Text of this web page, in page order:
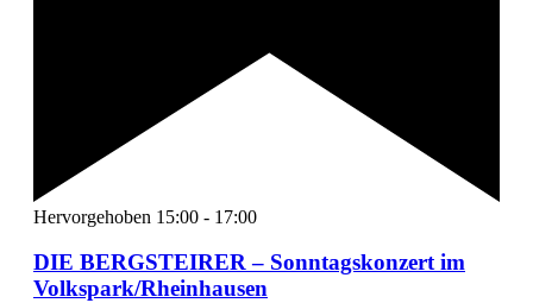
Hervorgehoben 15:00 - 17:00
DIE BERGSTEIRER – Sonntagskonzert im
Volkspark/Rheinhausen